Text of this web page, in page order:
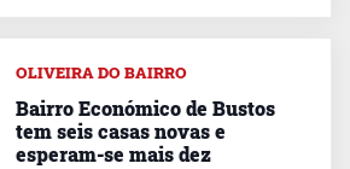
OLIVEIRA DO BAIRRO
Bairro Económico de Bustos
tem seis casas novas e
esperam-se mais dez